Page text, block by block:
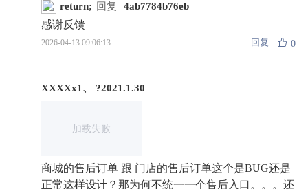
return; 回复 4ab7784b76eb
感谢反馈
2026-04-13 09:06:13 回复 0
XXXXx1、 ?2021.1.30
加载失败
商城的售后订单 跟 门店的售后订单这个是BUG还是
正常这样设计？那为何不统一一个售后入口。。。还